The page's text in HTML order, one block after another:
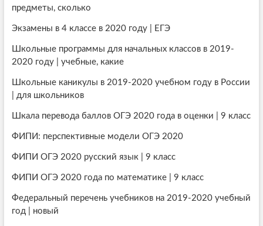
предметы, сколько
Экзамены в 4 классе в 2020 году | ЕГЭ
Школьные программы для начальных классов в 2019-
2020 году | учебные, какие
Школьные каникулы в 2019-2020 учебном году в России
| для школьников
Шкала перевода баллов ОГЭ 2020 года в оценки | 9 класс
ФИПИ: перспективные модели ОГЭ 2020
ФИПИ ОГЭ 2020 русский язык | 9 класс
ФИПИ ОГЭ 2020 года по математике | 9 класс
Федеральный перечень учебников на 2019-2020 учебный
год | новый